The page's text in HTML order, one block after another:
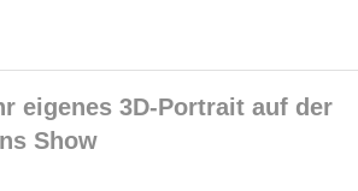
eigenes 3D-Portrait auf der
Show